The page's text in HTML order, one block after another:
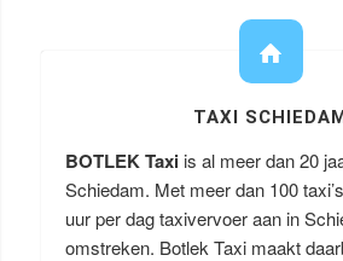
TAXI
BOTLEK Taxi is al meer dan 20
Schiedam. Met meer dan 100
uur per dag taxivervoer aan in
omstreken. Botlek Taxi maakt